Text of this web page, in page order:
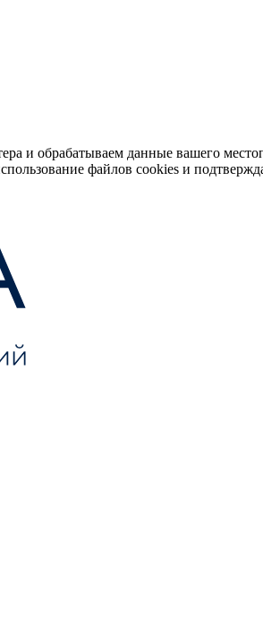
и обрабатываем данные вашего
файлов cookies и